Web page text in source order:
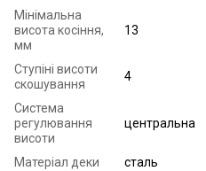
Мінімальна
висота косіння,
мм
13
Ступіні висоти
скошування
4
Система
регулювання
висоти
центральна
Матеріал деки
сталь